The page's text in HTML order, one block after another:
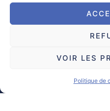
VOIR LES
Politique de
115 avenue
Ouverture du
Le